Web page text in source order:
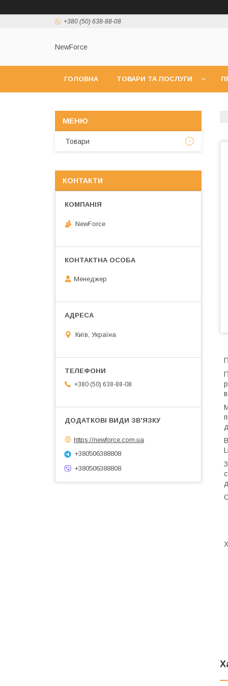
+380 (50) 638-88-08
NewForce
ГОЛОВНА ТОВАРИ ТА ПОСЛУГИ
Товари
КОНТАКТИ
NewForce
Менеджер
Київ, Україна
+380 (50) 638-88-08
https://newforce.com.ua
+380506388808
+380506388808